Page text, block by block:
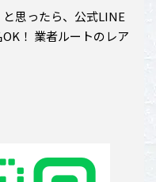
と思ったら、公式LINE
！ 業者ルートのレア